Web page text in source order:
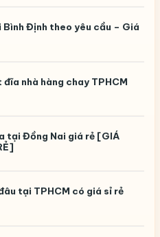
Định theo yêu cầu – Giá
nhà hàng chay TPHCM
tại Đồng Nai giá rẻ [GIÁ
tại TPHCM có giá sỉ rẻ